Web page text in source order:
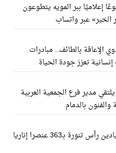
30 متطوعًا إعلاميًا ببر المويه يتطوعون
الخير» عبر واتساب
الإعاقة بالطائف.. مبادرات
تعزز جودة الحياة
مدير فرع الجمعية العربية
والفنون بالدمام
إنارة شوارع وميادين رأس تنورة بـ363 عنصرا إناريا